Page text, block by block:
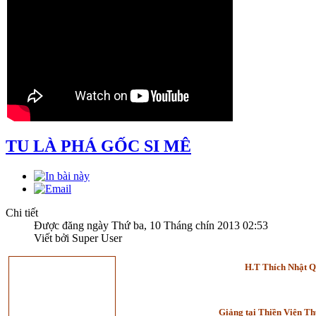
TU LÀ PHÁ GỐC SI MÊ
Chi tiết
Được đăng ngày Thứ ba, 10 Tháng chín 2013 02:53
Viết bởi Super User
H.T Thích Nhật
Giảng tại Thiền Viện